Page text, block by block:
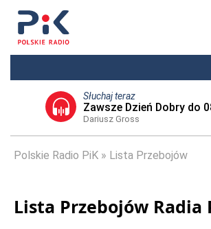
Słuchaj teraz
Zawsze Dzień Dobry do
Dariusz Gross
Polskie Radio PiK Lista Przebojów
Lista Przebojów Radia